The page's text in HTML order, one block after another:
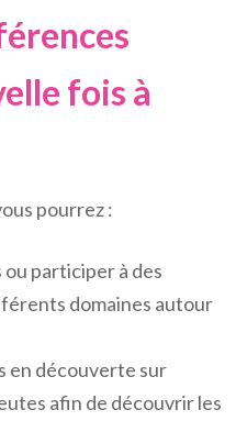
fois à
pourrez :
participer à des
domaines autour
en découverte sur
afin de découvrir les